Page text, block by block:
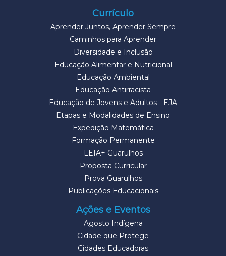
Currículo
Aprender Juntos, Aprender Sempre
Caminhos para Aprender
Diversidade e Inclusão
Educação Alimentar e Nutricional
Educação Ambiental
Educação Antirracista
Educação de Jovens e Adultos - EJA
Etapas e Modalidades de Ensino
Expedição Matemática
Formação Permanente
LEIA+ Guarulhos
Proposta Curricular
Prova Guarulhos
Publicações Educacionais
Ações e Eventos
Agosto Indígena
Cidade que Protege
Cidades Educadoras